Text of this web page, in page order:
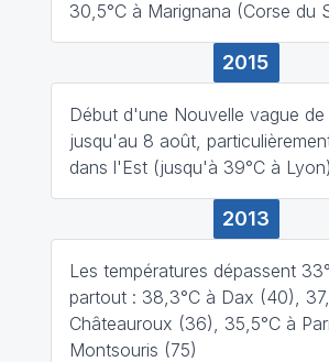
30,5°C à Marignana (Corse du
2015
Début d'une Nouvelle vague de
jusqu'au 8 août,
dans l'Est (jusqu'à 39°C à Lyon)
2013
Les températures dépassent
partout : 38,3°C à Dax (40),
Châteauroux (36), 35,5°C à
Montsouris (75)